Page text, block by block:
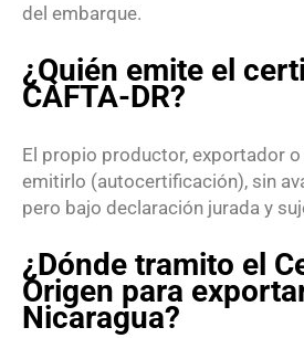
del embarque.
¿Quién emite el
CAFTA-DR?
El propio productor, exportador
emitirlo (autocertificación), sin
pero bajo declaración jurada y
¿Dónde tramito el
Origen para
Nicaragua?